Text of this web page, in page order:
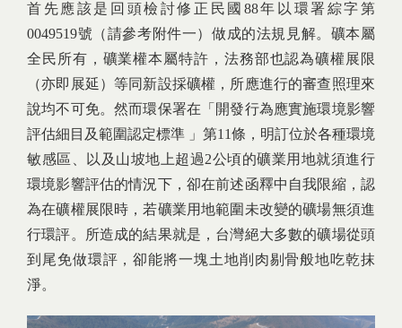
首先應該是回頭檢討修正民國88年以環署綜字第
0049519號（請參考附件一）做成的法規見解。礦本屬
全民所有，礦業權本屬特許，法務部也認為礦權展限
（亦即展延）等同新設採礦權，所應進行的審查照理來
說均不可免。然而環保署在「開發行為應實施環境影響
評估細目及範圍認定標準 」第11條，明訂位於各種環境
敏感區、以及山坡地上超過2公頃的礦業用地就須進行
環境影響評估的情況下，卻在前述函釋中自我限縮，認
為在礦權展限時，若礦業用地範圍未改變的礦場無須進
行環評。所造成的結果就是，台灣絕大多數的礦場從頭
到尾免做環評，卻能將一塊土地削肉剔骨般地吃乾抹
淨。